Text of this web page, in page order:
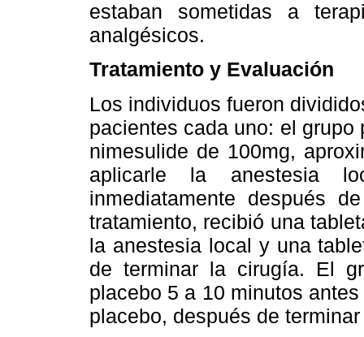
estaban sometidas a
analgésicos.
Tratamiento y Evaluación
Los individuos fueron
pacientes cada uno: el
nimesulide de 100mg,
aplicarle la anestesia
inmediatamente después
tratamiento, recibió una
la anestesia local y una
de terminar la cirugía. El
placebo 5 a 10 minutos
placebo, después de